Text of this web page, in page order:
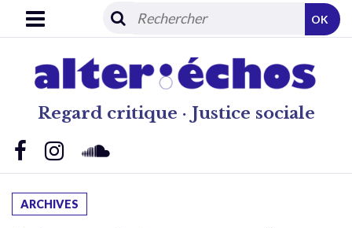
Regard critique · Justice sociale
OK
ARCHIVES